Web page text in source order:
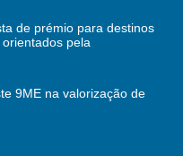
de prémio para destinos
pela
9ME na valorização de